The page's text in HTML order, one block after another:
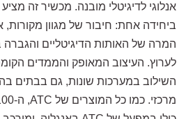
אנלוגי לדיגיטלי מובנה. מכשיר זה
ביחידה אחת: חיבור של מגוון מקורות,
לערוץ. העיצוב המאופק והממדים
השילוב במערכות שונות, גם בבתים